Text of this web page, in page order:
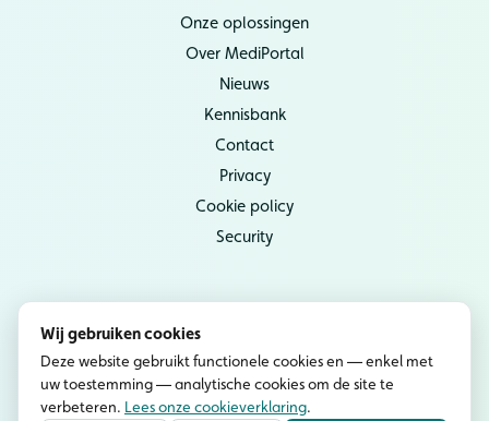
Onze oplossingen
Over MediPortal
Nieuws
Kennisbank
Contact
Privacy
Cookie policy
Security
Instagram
YouTube
Wij gebruiken cookies
Deze website gebruikt functionele cookies en — enkel met
uw toestemming — analytische cookies om de site te
verbeteren. Lees onze cookieverklaring.